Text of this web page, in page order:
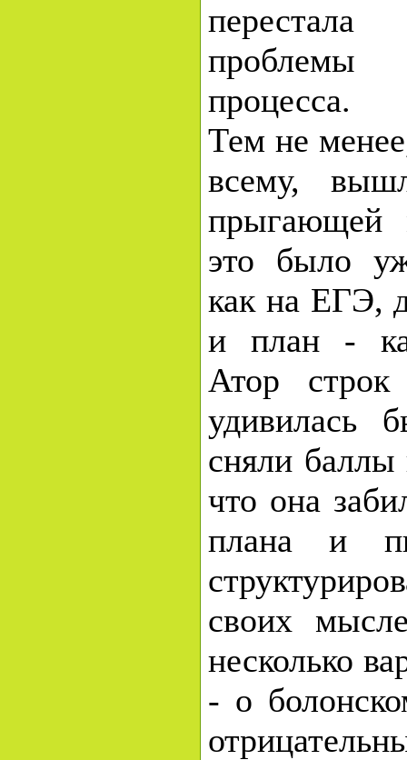
процесса.
Тем не
всему,
прыгающей
это было
как на ЕГЭ,
и план -
Атор
удивилась
сняли баллы
что она
плана и
своих
несколько
- о